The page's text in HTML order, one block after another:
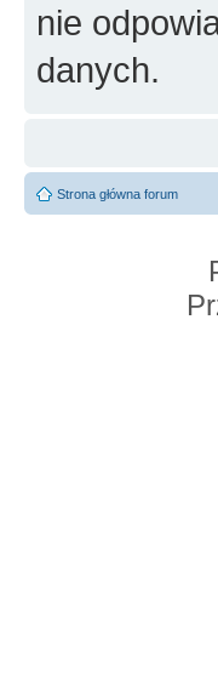
nie
danych.
Strona główna forum